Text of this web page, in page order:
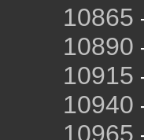
10865
10890
10915
10940
10965